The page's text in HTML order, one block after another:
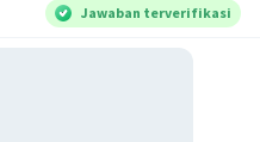
Jawaban terverifikasi